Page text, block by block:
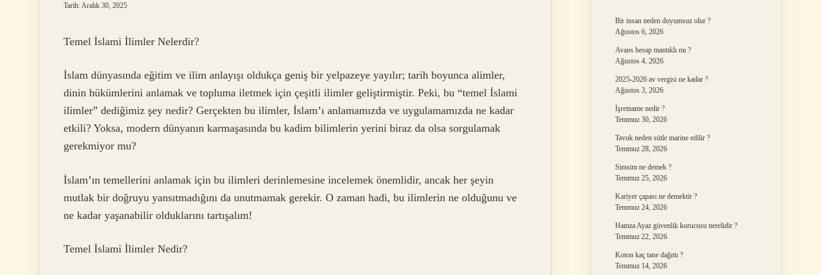
Tarih: Aralık 30, 2025
Temel İslami İlimler Nelerdir?
İslam dünyasında eğitim ve ilim anlayışı oldukça geniş bir yelpazeye yayılır; tarih boyunca alimler,
dinin hükümlerini anlamak ve topluma iletmek için çeşitli ilimler geliştirmiştir. Peki, bu “temel İslami
ilimler” dediğimiz şey nedir? Gerçekten bu ilimler, İslam’ı anlamamızda ve uygulamamızda ne kadar
etkili? Yoksa, modern dünyanın karmaşasında bu kadim bilimlerin yerini biraz da olsa sorgulamak
gerekmiyor mu?
İslam’ın temellerini anlamak için bu ilimleri derinlemesine incelemek önemlidir, ancak her şeyin
mutlak bir doğruyu yansıtmadığını da unutmamak gerekir. O zaman hadi, bu ilimlerin ne olduğunu ve
ne kadar yaşanabilir olduklarını tartışalım!
Temel İslami İlimler Nedir?
Bir insan neden doyumsuz olur ?
Ağustos 6, 2026
Avans hesap mantıklı mı ?
Ağustos 4, 2026
2025-2026 av vergisi ne kadar ?
Ağustos 3, 2026
İşretname nedir ?
Temmuz 30, 2026
Tavuk neden sütle marine edilir ?
Temmuz 28, 2026
Simsim ne demek ?
Temmuz 25, 2026
Kariyer çapası ne demektir ?
Temmuz 24, 2026
Hamza Ayaz güvenlik korucusu nerelidir ?
Temmuz 22, 2026
Koton kaç tane dağıttı ?
Temmuz 14, 2026